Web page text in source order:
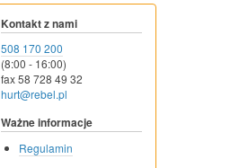
Kontakt z nami
508 170 200
(8:00 - 16:00)
fax 58 728 49 32
hurt@rebel.pl
Ważne informacje
Regulamin